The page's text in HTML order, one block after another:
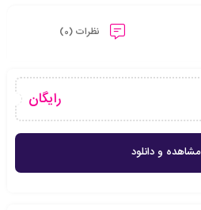
نظرات (0)
رایگان
مشاهده و دانلود